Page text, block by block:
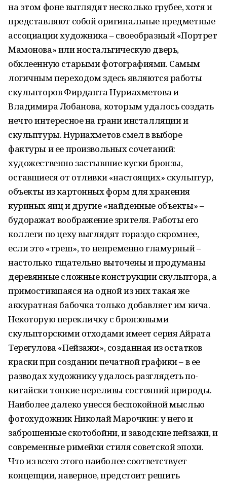
на этом фоне выглядят несколько грубее, хотя и
представляют собой оригинальные предметные
ассоциации художника – своеобразный «Портрет
Мамонова» или ностальгическую дверь,
обклеенную старыми фотографиями. Самым
логичным переходом здесь являются работы
скульпторов Фирданта Нуриахметова и
Владимира Лобанова, которым удалось создать
нечто интересное на грани инсталляции и
скульптуры. Нуриахметов смел в выборе
фактуры и ее произвольных сочетаний:
художественно застывшие куски бронзы,
оставшиеся от отливки «настоящих» скульптур,
объекты из картонных форм для хранения
куриных яиц и другие «найденные объекты» –
будоражат воображение зрителя. Работы его
коллеги по цеху выглядят гораздо скромнее,
если это «треш», то непременно гламурный –
настолько тщательно выточены и продуманы
деревянные сложные конструкции скульптора, а
примостившаяся на одной из них такая же
аккуратная бабочка только добавляет им кича.
Некоторую перекличку с бронзовыми
скульпторскими отходами имеет серия Айрата
Терегулова «Пейзажи», созданная из остатков
краски при создании печатной графики – в ее
разводах художнику удалось разглядеть по-
китайски тонкие переливы состояний природы.
Наиболее далеко унесся беспокойной мыслью
фотохудожник Николай Марочкин: у него и
заброшенные скотобойни, и заводские пейзажи, и
современные римейки стиля советской эпохи.
Что из всего этого наиболее соответствует
концепции, наверное, предстоит решить